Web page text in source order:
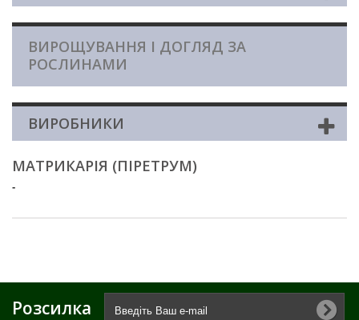
ВИРОЩУВАННЯ І ДОГЛЯД ЗА
РОСЛИНАМИ
ВИРОБНИКИ
МАТРИКАРІЯ (ПІРЕТРУМ)
-
Розсилка